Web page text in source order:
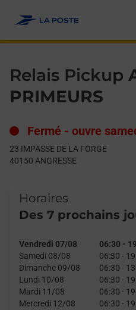
Relais Pickup
PRIMEURS
Fermé - ouvre
23 IMPASSE DE LA FORGE
40150 ANGRESSE
Horaires
Des 7 prochains
Vendredi 07/08 06:30 -
Samedi 08/08
06:30 -
Dimanche 09/08
06:30 -
Lundi 10/08
06:30 -
Mardi 11/08
06:30 -
Mercredi 12/08
06:30 -